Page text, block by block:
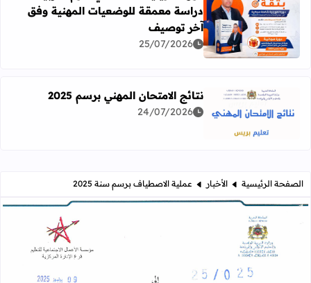
اقرأ المزيد عن دورة تكوينية شاملة في علوم التربية
دراسة معمقة للوضعيات المهنية وفق
آخر توصيف
25/07/2026
اقرأ المزيد عن نتائج الامتحان المهني برسم 2025
نتائج الامتحان المهني برسم 2025
24/07/2026
الصفحة الرئيسية الأخبار عملية الاصطياف برسم سنة 2025